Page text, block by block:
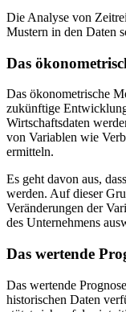
Die Analyse von
Mustern in den Daten
Das
Das ökonometrische
zukünftige
Wirtschaftsdaten
von Variablen wie
ermitteln.
Es geht davon aus,
werden. Auf dieser
Veränderungen der
des Unternehmens
Das wertende
Das wertende
historischen Daten